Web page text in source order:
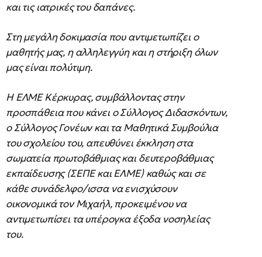
και τις ιατρικές του δαπάνες.
Στη μεγάλη δοκιμασία που αντιμετωπίζει ο
μαθητής μας, η αλληλεγγύη και η στήριξη όλων
μας είναι πολύτιμη.
Η ΕΛΜΕ Κέρκυρας, συμβάλλοντας στην
προσπάθεια που κάνει ο Σύλλογος Διδασκόντων,
ο Σύλλογος Γονέων και τα Μαθητικά Συμβούλια
του σχολείου του, απευθύνει έκκληση στα
σωματεία πρωτοβάθμιας και δευτεροβάθμιας
εκπαίδευσης (ΣΕΠΕ και ΕΛΜΕ) καθώς και σε
κάθε συνάδελφο/ισσα να ενισχύσουν
οικονομικά τον Μιχαήλ, προκειμένου να
αντιμετωπίσει τα υπέρογκα έξοδα νοσηλείας
του.